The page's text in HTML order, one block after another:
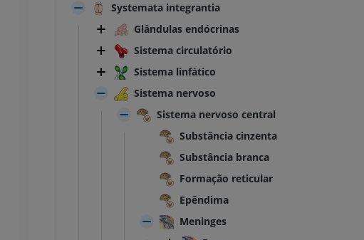
Systemata integrantia
Glândulas endócrinas
Sistema circulatório
Sistema linfático
Sistema nervoso
Sistema nervoso central
Substância cinzenta
Substância branca
Formação reticular
Epêndima
Meninges